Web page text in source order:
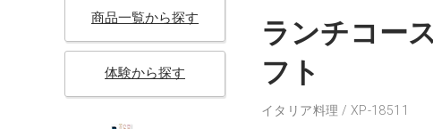
商品一覧から探す
体験から探す
ランチコー
フト
イタリア料理 / XP-18511